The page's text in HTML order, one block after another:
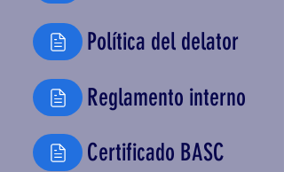
Política del delator
Reglamento interno
Certificado BASC